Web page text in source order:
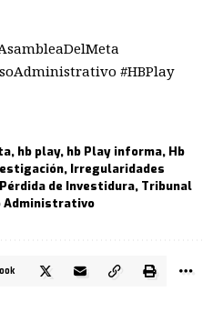
#HBPlay
, hb play, hb Play informa, Hb
, Irregularidades
Pérdida de Investidura, Tribunal
Administrativo